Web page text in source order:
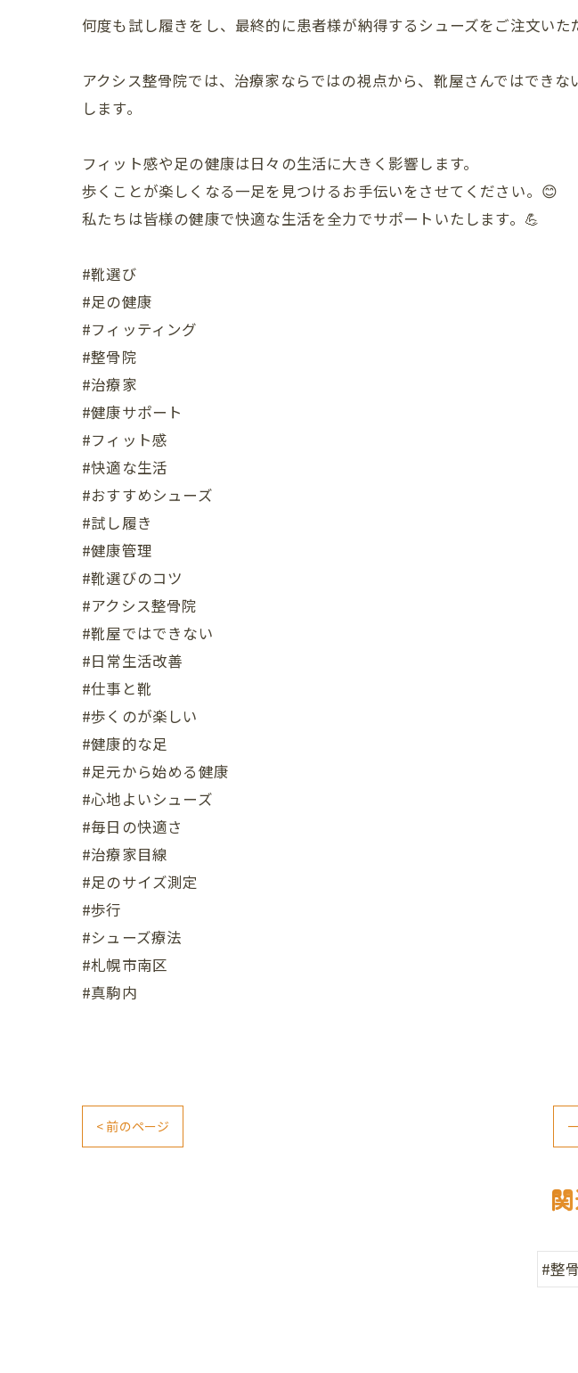
何度も試し履きをし、最終的に患者様が納得するシューズをご注文いた
アクシス整骨院では、治療家ならではの視点から、靴屋さんではでき
します。
フィット感や足の健康は日々の生活に大きく影響します。
歩くことが楽しくなる一足を見つけるお手伝いをさせてください。😊
私たちは皆様の健康で快適な生活を全力でサポートいたします。💪
#靴選び
#足の健康
#フィッティング
#整骨院
#治療家
#健康サポート
#フィット感
#快適な生活
#おすすめシューズ
#試し履き
#健康管理
#靴選びのコツ
#アクシス整骨院
#靴屋ではできない
#日常生活改善
#仕事と靴
#歩くのが楽しい
#健康的な足
#足元から始める健康
#心地よいシューズ
#毎日の快適さ
#治療家目線
#足のサイズ測定
#歩行
#シューズ療法
#札幌市南区
#真駒内
< 前のページ
#整